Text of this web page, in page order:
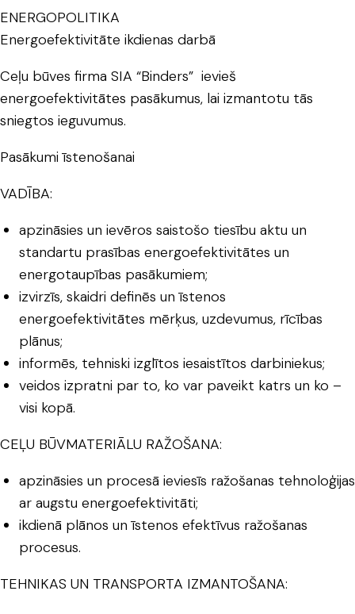
ENERGOPOLITIKA
Energoefektivitāte ikdienas darbā
Ceļu būves firma SIA “Binders” ievieš
energoefektivitātes pasākumus, lai izmantotu tās
sniegtos ieguvumus.
Pasākumi īstenošanai
VADĪBA:
apzināsies un ievēros saistošo tiesību aktu un
standartu prasības energoefektivitātes un
energotaupības pasākumiem;
izvirzīs, skaidri definēs un īstenos
energoefektivitātes mērķus, uzdevumus, rīcības
plānus;
informēs, tehniski izglītos iesaistītos darbiniekus;
veidos izpratni par to, ko var paveikt katrs un ko –
visi kopā.
CEĻU BŪVMATERIĀLU RAŽOŠANA:
apzināsies un procesā ieviesīs ražošanas tehnoloģijas
ar augstu energoefektivitāti;
ikdienā plānos un īstenos efektīvus ražošanas
procesus.
TEHNIKAS UN TRANSPORTA IZMANTOŠANA: